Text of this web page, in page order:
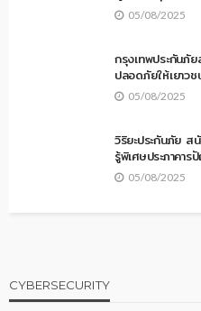
05/08/2025
กรุงเทพประกันภัย
ปลอดภัยให้เยาว
05/08/2025
วิริยะประกันภัย
รู้พิเศษประภาคา
05/08/2025
CYBERSECURITY